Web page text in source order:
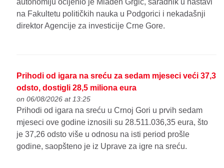
na Fakultetu političkih nauka u Podgorici i nekadašnji
direktor Agencije za investicije Crne Gore.
Prihodi od igara na sreću za sedam mjeseci veći 37,3
odsto, dostigli 28,5 miliona eura
on 06/08/2026 at 13:25
Prihodi od igara na sreću u Crnoj Gori u prvih sedam
mjeseci ove godine iznosili su 28.511.036,35 eura, što
je 37,26 odsto više u odnosu na isti period prošle
godine, saopšteno je iz Uprave za igre na sreću.